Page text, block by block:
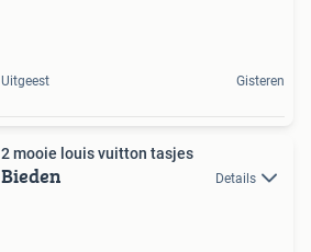
Uitgeest Gisteren
2 mooie louis vuitton tasjes
Bieden Details